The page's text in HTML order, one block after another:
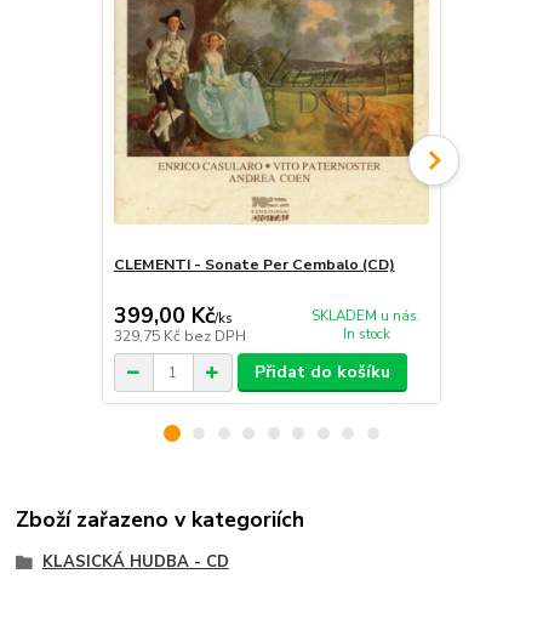
CLEMENTI - Sonate Per Cembalo (CD)
399,00 Kč/ks
329,75 Kč bez DPH
SKLADEM u nás.
In stock
Přidat do košíku
Zboží zařazeno v kategoriích
KLASICKÁ HUDBA - CD